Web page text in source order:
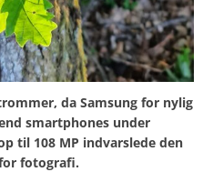
da Samsung for nylig
smartphones under
til 108 MP indvarslede den
fotografi.